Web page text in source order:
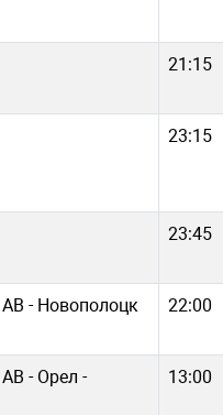
21:15
23:15
23:45
- Новополоцк 22:00
- Орел -
13:00